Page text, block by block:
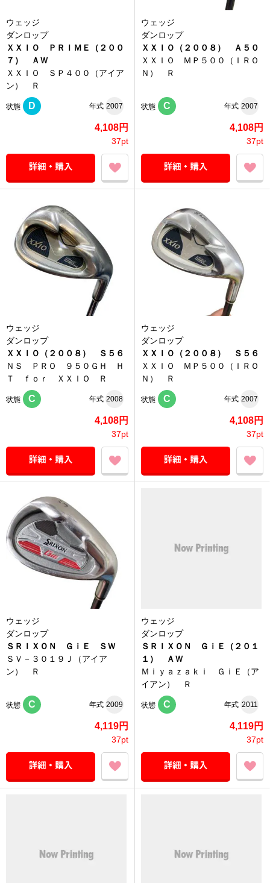
ウェッジ
ダンロップ
ＸＸＩＯ ＰＲＩＭＥ（２００
７） ＡＷ
ＸＸＩＯ ＳＰ４００（アイア
ン） Ｒ
状態 D 年式 2007
4,108円
37pt
ウェッジ
ダンロップ
ＸＸＩＯ（２００８） Ａ５０
ＸＸＩＯ ＭＰ５００（ＩＲＯ
Ｎ） Ｒ
状態 C 年式 2007
4,108円
37pt
ウェッジ
ダンロップ
ＸＸＩＯ（２００８） Ｓ５６
ＮＳ ＰＲＯ ９５０ＧＨ Ｈ
Ｔ ｆｏｒ ＸＸＩＯ Ｒ
状態 C 年式 2008
4,108円
37pt
ウェッジ
ダンロップ
ＸＸＩＯ（２００８） Ｓ５６
ＸＸＩＯ ＭＰ５００（ＩＲＯ
Ｎ） Ｒ
状態 C 年式 2007
4,108円
37pt
ウェッジ
ダンロップ
ＳＲＩＸＯＮ ＧｉＥ ＳＷ
ＳＶ－３０１９Ｊ（アイア
ン） Ｒ
状態 C 年式 2009
4,119円
37pt
ウェッジ
ダンロップ
ＳＲＩＸＯＮ ＧｉＥ（２０１
１） ＡＷ
Ｍｉｙａｚａｋｉ ＧｉＥ（ア
イアン） Ｒ
状態 C 年式 2011
4,119円
37pt